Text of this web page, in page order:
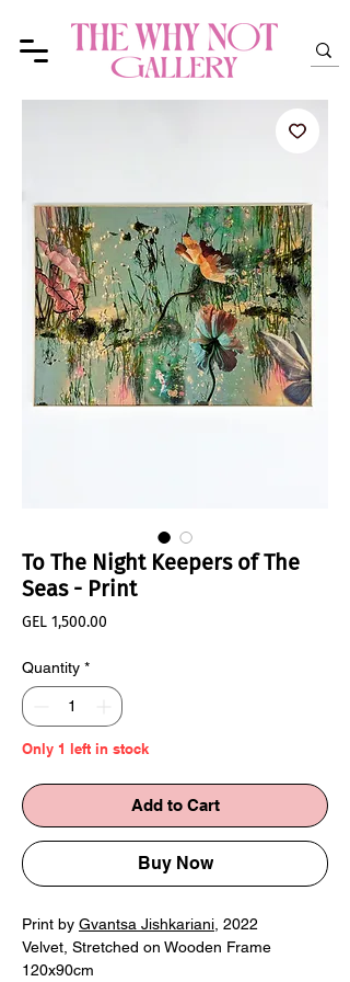
To The Night Keepers of The
Seas - Print
GEL 1,500.00
Quantity *
Only 1 left in stock
Add to Cart
Buy Now
Print by Gvantsa Jishkariani , 2022
Velvet, Stretched on Wooden Frame
120x90cm